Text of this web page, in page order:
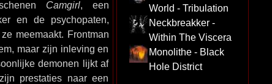
Camgirl, een
en de psychopaten,
meemaakt. Frontman
maar zijn inleving en
demonen lijkt af
prestaties naar een
World - Tribulation
Neckbreakker -
Within The Viscera
Monolithe - Black
Hole District